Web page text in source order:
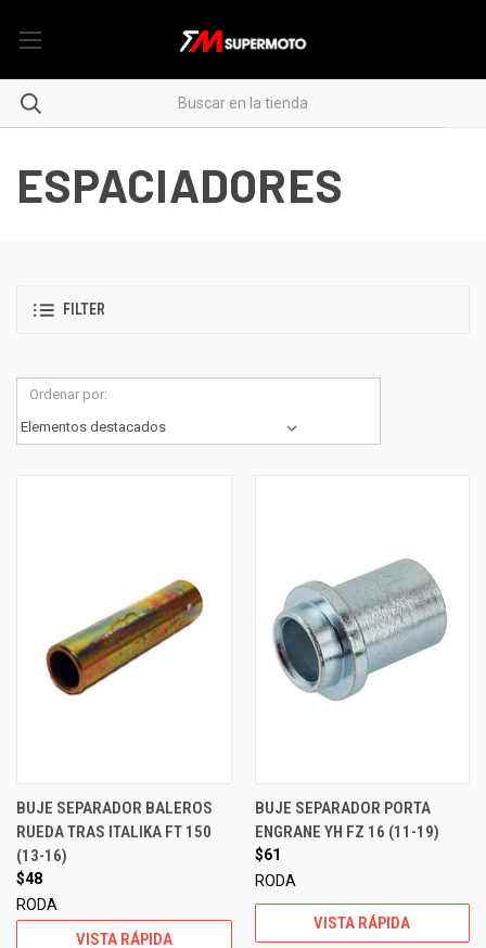
ESPACIADORES
FILTER
Ordenar por:
BUJE SEPARADOR BALEROS
RUEDA TRAS ITALIKA FT 150
(13-16)
$48
RODA
VISTA RÁPIDA
BUJE SEPARADOR PORTA
ENGRANE YH FZ 16 (11-19)
$61
RODA
VISTA RÁPIDA